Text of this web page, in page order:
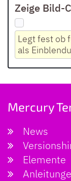
Zeige Bild-
Legt fest ob
als
Mercury
News
Elemente